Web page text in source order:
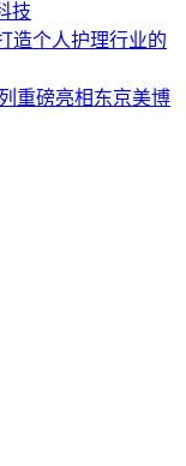
技
造个人护理行业的
重磅亮相东京美博